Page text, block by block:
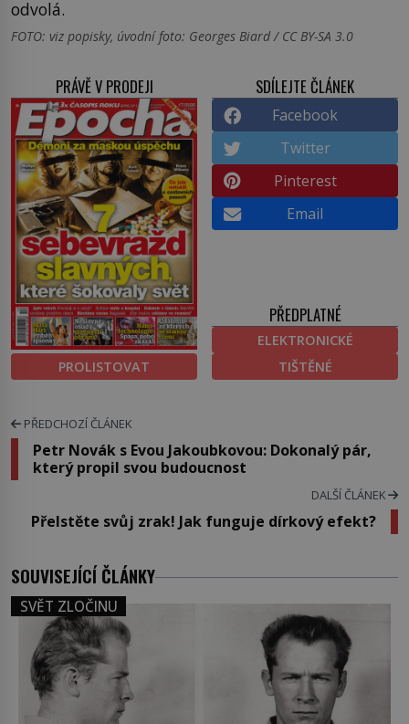
odvolá.
FOTO: viz popisky, úvodní foto: Georges Biard / CC BY-SA 3.0
PRÁVĚ V PRODEJI
PROLISTOVAT
SDÍLEJTE ČLÁNEK
Facebook
Twitter
Pinterest
Email
PŘEDPLATNÉ
ELEKTRONICKÉ
TIŠTĚNÉ
PŘEDCHOZÍ ČLÁNEK
Petr Novák s Evou Jakoubkovou: Dokonalý pár,
který propil svou budoucnost
DALŠÍ ČLÁNEK
Přelstěte svůj zrak! Jak funguje dírkový efekt?
SOUVISEJÍCÍ ČLÁNKY
SVĚT ZLOČINU